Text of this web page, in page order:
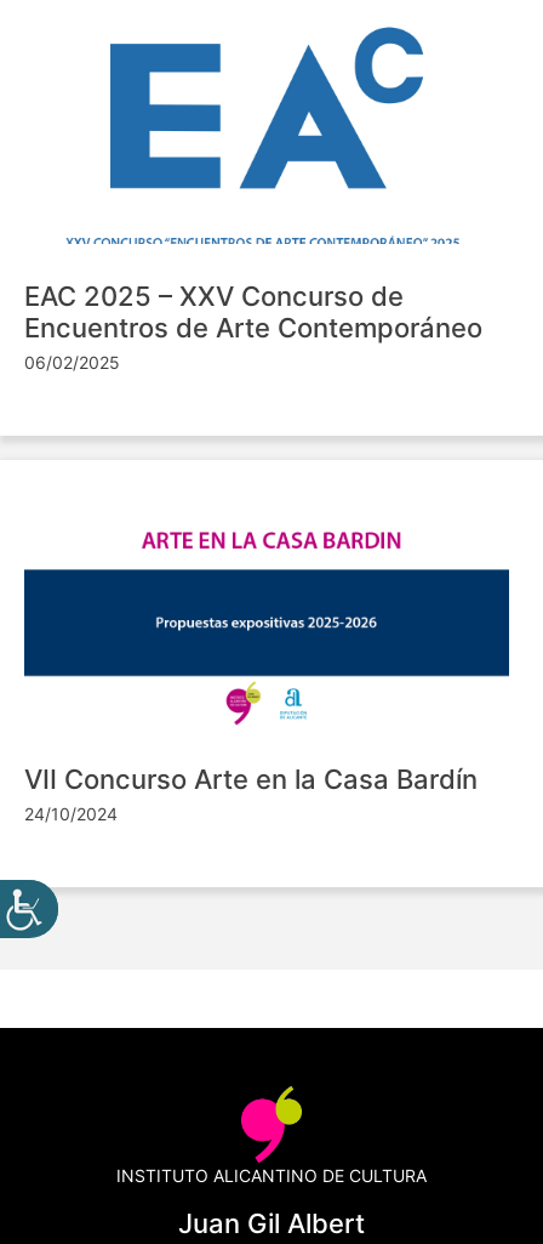
EAC 2025 – XXV Concurso de
Encuentros de Arte Contemporáneo
06/02/2025
VII Concurso Arte en la Casa Bardín
24/10/2024
INSTITUTO ALICANTINO DE CULTURA
Juan Gil Albert